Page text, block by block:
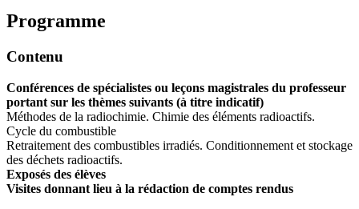
Programme
Contenu
Conférences de spécialistes ou leçons magistrales du professeur
portant sur les thèmes suivants (à titre indicatif)
Méthodes de la radiochimie. Chimie des éléments radioactifs.
Cycle du combustible
Retraitement des combustibles irradiés. Conditionnement et stockage
des déchets radioactifs.
Exposés des élèves
Visites donnant lieu à la rédaction de comptes rendus